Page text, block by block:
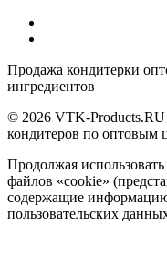
Продажа кондитерки
ингредиентов
© 2026 VTK-Products.RU
кондитеров по оптовым
Продолжая использовать
файлов «cookie»
содержащие
пользовательских